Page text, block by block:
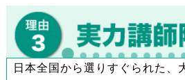
日本全国から選りすぐられた、